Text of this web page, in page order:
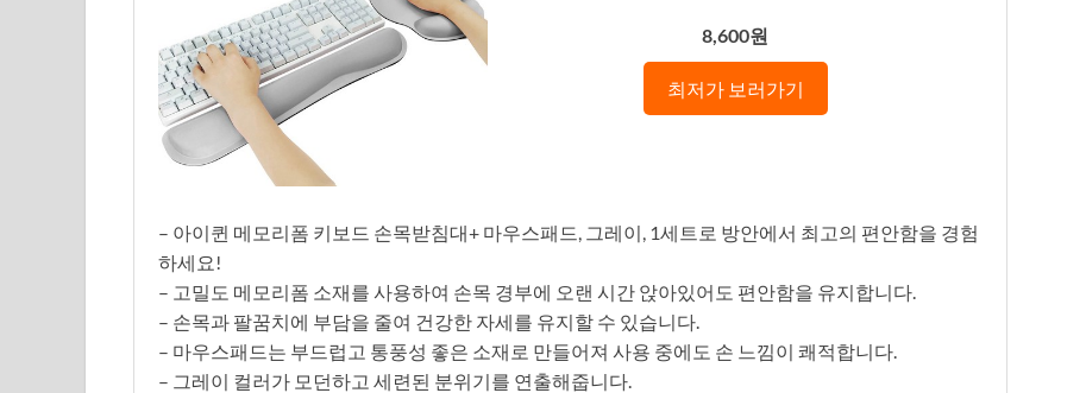
8,600원
최저가 보러가기
– 아이퀸 메모리폼 키보드 손목받침대+ 마우스패드, 그레이, 1세트로 방안에서 최고의 편안함을 경험
하세요!
– 고밀도 메모리폼 소재를 사용하여 손목 경부에 오랜 시간 앉아있어도 편안함을 유지합니다.
– 손목과 팔꿈치에 부담을 줄여 건강한 자세를 유지할 수 있습니다.
– 마우스패드는 부드럽고 통풍성 좋은 소재로 만들어져 사용 중에도 손 느낌이 쾌적합니다.
– 그레이 컬러가 모던하고 세련된 분위기를 연출해줍니다.